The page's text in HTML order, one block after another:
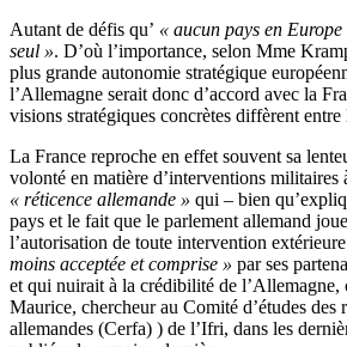
Autant de défis qu’ « aucun pays en
seul ». D’où l’importance, selon Mme
plus grande autonomie stratégique
l’Allemagne serait donc d’accord avec la
visions stratégiques concrètes diffèrent entre
La France reproche en effet souvent sa
volonté en matière d’interventions militaires
« réticence allemande » qui – bien
pays et le fait que le parlement allemand
l’autorisation de toute intervention
moins acceptée et comprise » par ses
et qui nuirait à la crédibilité de l’Allemagne,
Maurice, chercheur au Comité d’études des
allemandes (Cerfa) ) de l’Ifri, dans les